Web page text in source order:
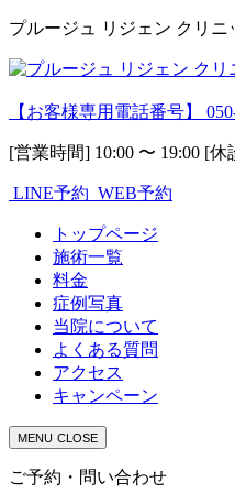
プルージュ リジェン クリニ
【お客様専用電話番号】
[営業時間] 10:00 〜 19:00 [休
LINE予約 WEB予約
トップページ
施術一覧
料金
症例写真
当院について
よくある質問
アクセス
キャンペーン
MENU CLOSE
ご予約・問い合わせ